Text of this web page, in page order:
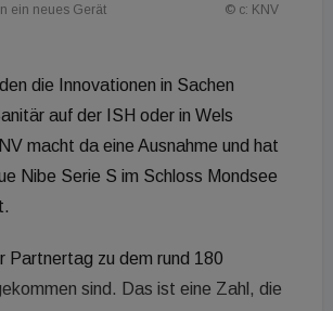
ein neues Gerät © c: KNV
die Innovationen in Sachen
auf der ISH oder in Wels
macht da eine Ausnahme und hat
Nibe Serie S im Schloss Mondsee
Partnertag zu dem rund 180
sind. Das ist eine Zahl, die